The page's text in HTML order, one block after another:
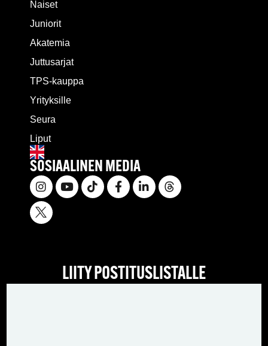
Naiset
Juniorit
Akatemia
Juttusarjat
TPS-kauppa
Yrityksille
Seura
Liput
SOSIAALINEN MEDIA
LIITY POSTITUSLISTALLE